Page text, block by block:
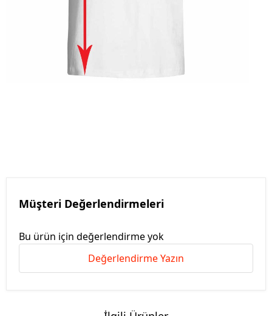
Müşteri Değerlendirmeleri
Bu ürün için değerlendirme yok
Değerlendirme Yazın